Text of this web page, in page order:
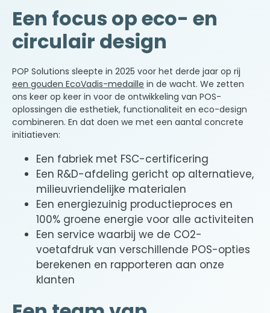
Een focus op eco- en
circulair design
POP Solutions sleepte in 2025 voor het derde jaar op rij
een gouden EcoVadis-medaille in de wacht. We zetten
ons keer op keer in voor de ontwikkeling van POS-
oplossingen die esthetiek, functionaliteit en eco-design
combineren. En dat doen we met een aantal concrete
initiatieven:
Een fabriek met FSC-certificering
Een R&D-afdeling gericht op alternatieve,
milieuvriendelijke materialen
Een energiezuinig productieproces en
100% groene energie voor alle activiteiten
Een service waarbij we de CO2-
voetafdruk van verschillende POS-opties
berekenen en rapporteren aan onze
klanten